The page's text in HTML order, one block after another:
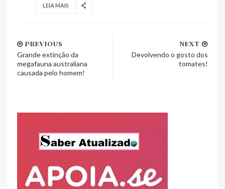
LEIA MAIS
NEXT
Devolvendo o gosto dos
tomates!
PREVIOUS
Grande extinção da
megafauna australiana
causada pelo homem!